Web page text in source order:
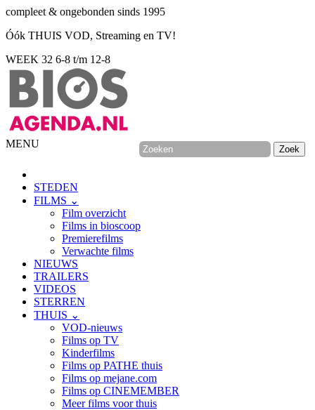
compleet & ongebonden sinds 1995
Óók THUIS VOD, Streaming en TV!
WEEK 32 6-8 t/m 12-8
MENU
STEDEN
FILMS ⌄
Film overzicht
Films in bioscoop
Premierefilms
Verwachte films
NIEUWS
TRAILERS
VIDEOS
STERREN
THUIS ⌄
VOD-nieuws
Films op TV
Kinderfilms
Films op PATHE thuis
Films op mejane.com
Films op CINEMEMBER
Meer films voor thuis